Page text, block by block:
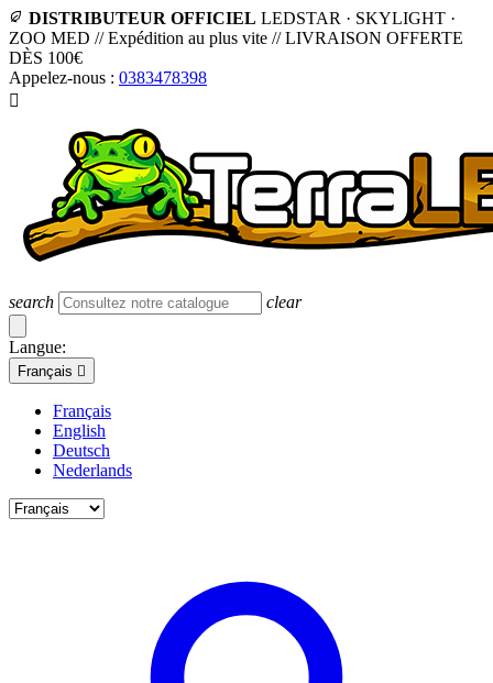
DISTRIBUTEUR OFFICIEL LEDSTAR · SKYLIGHT ·
ZOO MED // Expédition au plus vite // LIVRAISON OFFERTE
DÈS 100€
Appelez-nous : 0383478398

search clear
Langue:
Français 
Français
English
Deutsch
Nederlands